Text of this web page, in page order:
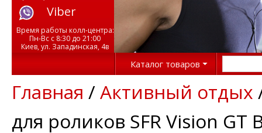
Viber
Время работы колл-центра:
Пн-Вс с 8:30 до 21:00
Киев, ул. Западинская, 4в
Каталог товаров
Главная /Активный отдых
для роликов SFR Vision GT